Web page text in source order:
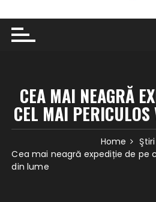
CEA MAI NEAGRĂ
CEL MAI
Home
Ştiri
Cea mai neagră expediție de pe
din lume